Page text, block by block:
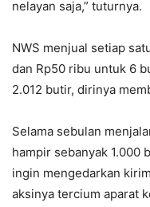
nelayan saja,” tuturnya.
NWS menjual setiap
dan Rp50 ribu untuk 6
2.012 butir, dirinya
Selama sebulan
hampir sebanyak 1.000
ingin mengedarkan
aksinya tercium aparat